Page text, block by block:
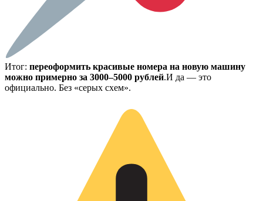
Итог: переоформить красивые номера на новую машину
можно примерно за 3000–5000 рублей.И да — это
официально. Без «серых схем».